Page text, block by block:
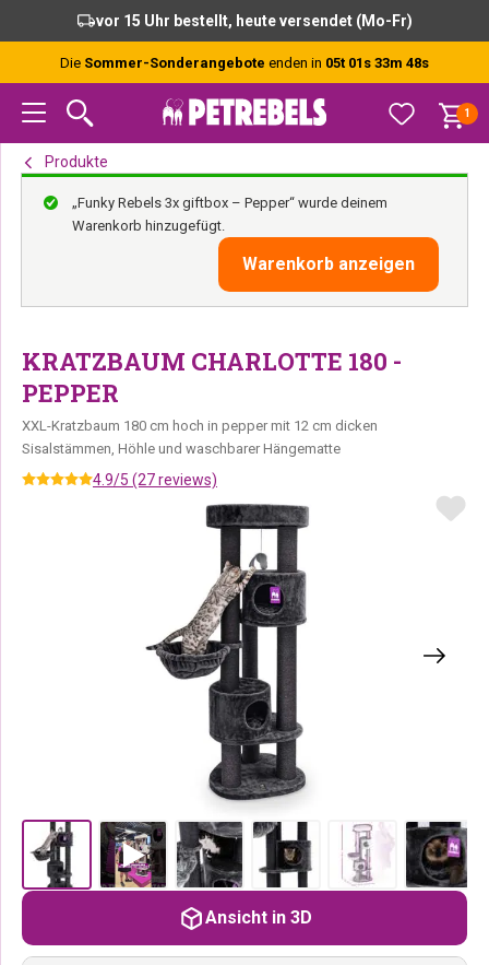
content
vor 15 Uhr bestellt, heute versendet (Mo-Fr)
Die Sommer-Sonderangebote enden in 05t 01s 33m 47s
1
Produkte
„Funky Rebels 3x giftbox – Pepper“ wurde deinem
Warenkorb hinzugefügt.
Warenkorb anzeigen
KRATZBAUM CHARLOTTE 180 -
PEPPER
XXL-Kratzbaum 180 cm hoch in pepper mit 12 cm dicken
Sisalstämmen, Höhle und waschbarer Hängematte
4.9/5 (27 reviews)
Ansicht in 3D